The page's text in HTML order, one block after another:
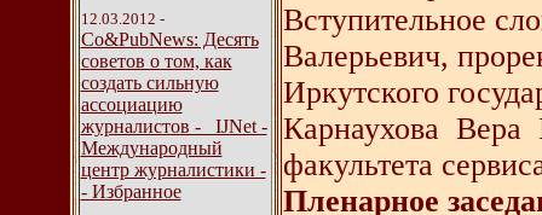
12.03.2012 -
Со&PubNews: Десять
советов о том, как
создать сильную
ассоциацию
журналистов - IJNet -
Международный
центр журналистики -
- Избранное
Вступительное
Валерьевич,
Иркутского
Карнаухова Вера
факультета
Пленарное